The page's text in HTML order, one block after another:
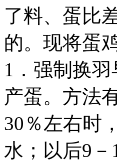
了料、蛋比
的。现将
1．强制换
产蛋。方法
30％左右时
水；以后9